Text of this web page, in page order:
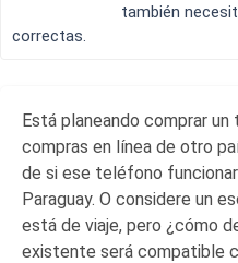
Luchin
Luchinen
Hola me gustaría saber Si el
Bateria Alcatel H5048a no
también
correctas.
Está planeando comprar
compras en línea de otro
de si ese teléfono
Paraguay. O considere un
está de viaje, pero ¿cómo
existente será compatible
Spam